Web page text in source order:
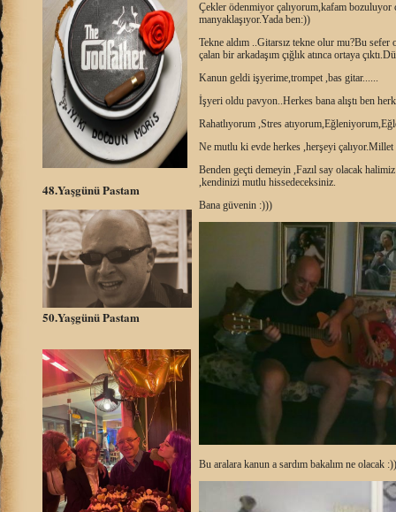
48.Yaşgünü Pastam
50.Yaşgünü Pastam
Çekler ödenmiyor çalıyorum,kafam
manyaklaşıyor.Yada ben:))
Tekne aldım ..Gitarsız tekne olur mu?Bu sefer
çalan bir arkadaşım çığlık atınca ortaya
Kanun geldi işyerime,trompet ,bas gitar......
İşyeri oldu pavyon..Herkes bana alıştı ben
Rahatlıyorum ,Stres
Ne mutlu ki evde herkes ,herşeyi
Benden geçti demeyin ,Fazıl say olacak
,kendinizi mutlu hissedeceksiniz.
Bana güvenin :)))
Bu aralara kanun a sardım bakalım ne olacak